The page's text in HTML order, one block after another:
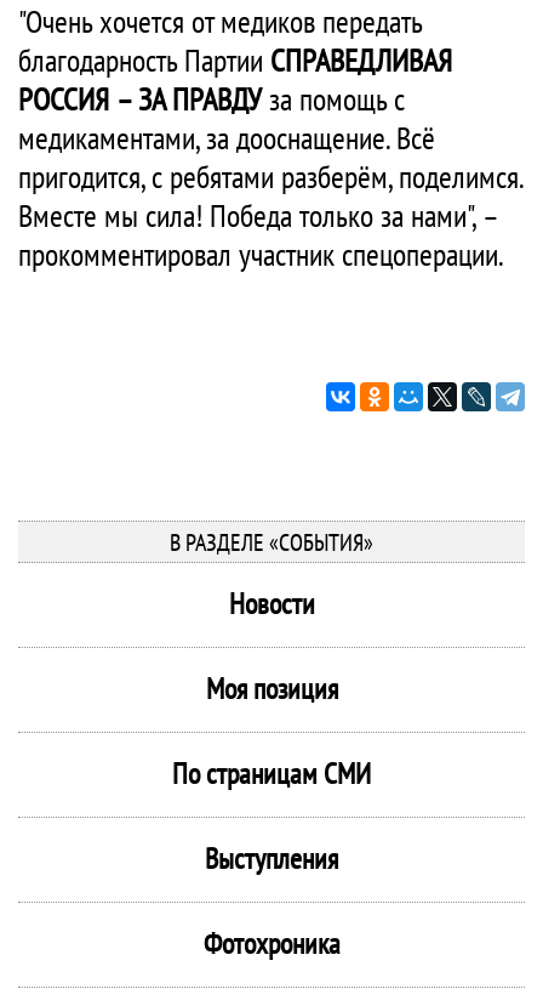
"Очень хочется от медиков передать
благодарность Партии СПРАВЕДЛИВАЯ
РОССИЯ – ЗА ПРАВДУза помощь с
медикаментами, за дооснащение. Всё
пригодится, с ребятами разберём, поделимся.
Вместе мы сила! Победа только за нами", –
прокомментировал участник спецоперации.
В РАЗДЕЛЕ «СОБЫТИЯ»
Новости
Моя позиция
По страницам СМИ
Выступления
Фотохроника